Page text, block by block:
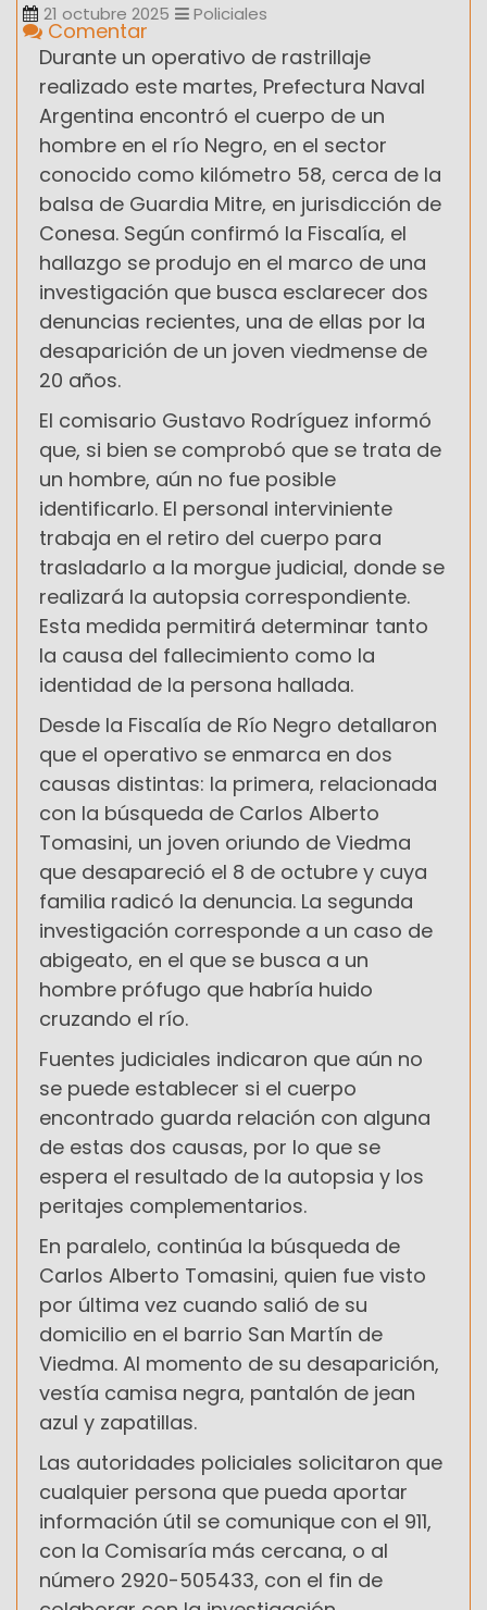
21 octubre 2025 Policiales
Comentar
Durante un operativo de rastrillaje
realizado este martes, Prefectura Naval
Argentina encontró el cuerpo de un
hombre en el río Negro, en el sector
conocido como kilómetro 58, cerca de la
balsa de Guardia Mitre, en jurisdicción de
Conesa. Según confirmó la Fiscalía, el
hallazgo se produjo en el marco de una
investigación que busca esclarecer dos
denuncias recientes, una de ellas por la
desaparición de un joven viedmense de
20 años.
El comisario Gustavo Rodríguez informó
que, si bien se comprobó que se trata de
un hombre, aún no fue posible
identificarlo. El personal interviniente
trabaja en el retiro del cuerpo para
trasladarlo a la morgue judicial, donde se
realizará la autopsia correspondiente.
Esta medida permitirá determinar tanto
la causa del fallecimiento como la
identidad de la persona hallada.
Desde la Fiscalía de Río Negro detallaron
que el operativo se enmarca en dos
causas distintas: la primera, relacionada
con la búsqueda de Carlos Alberto
Tomasini, un joven oriundo de Viedma
que desapareció el 8 de octubre y cuya
familia radicó la denuncia. La segunda
investigación corresponde a un caso de
abigeato, en el que se busca a un
hombre prófugo que habría huido
cruzando el río.
Fuentes judiciales indicaron que aún no
se puede establecer si el cuerpo
encontrado guarda relación con alguna
de estas dos causas, por lo que se
espera el resultado de la autopsia y los
peritajes complementarios.
En paralelo, continúa la búsqueda de
Carlos Alberto Tomasini, quien fue visto
por última vez cuando salió de su
domicilio en el barrio San Martín de
Viedma. Al momento de su desaparición,
vestía camisa negra, pantalón de jean
azul y zapatillas.
Las autoridades policiales solicitaron que
cualquier persona que pueda aportar
información útil se comunique con el 911,
con la Comisaría más cercana, o al
número 2920-505433, con el fin de